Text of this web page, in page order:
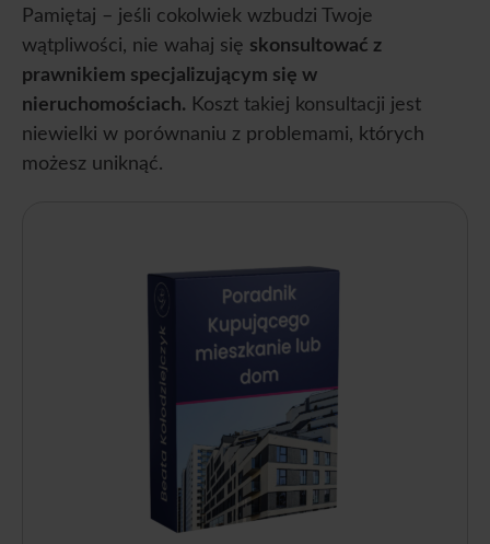
Pamiętaj – jeśli cokolwiek wzbudzi Twoje
wątpliwości, nie wahaj się skonsultować z
prawnikiem specjalizującym się w
nieruchomościach. Koszt takiej konsultacji jest
niewielki w porównaniu z problemami, których
możesz uniknąć.